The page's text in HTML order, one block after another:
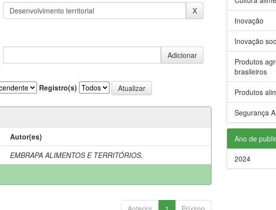
Registro(s)
Autor(es)
EMBRAPA ALIMENTOS E TERRITÓRIOS.
Inovação
Inovação
Produtos
brasileiros
Produtos
Segurança
Ano de
2024